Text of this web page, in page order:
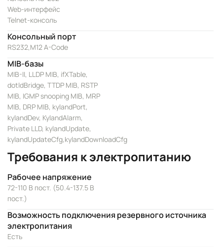
Web-интерфейс
Telnet-консоль
Консольный порт
RS232,M12 A-Code
MIB-базы
MIB-II, LLDP MIB, ifXTable,
dotldBridge, TTDP MIB, RSTP
MIB, IGMP snooping MIB, MRP
MIB, DRP MIB, kylandPort,
kylandDev, KylandAlarm,
Private LLD, kylandUpdate,
kylandUpdateCfg,kylandDownloadCfg
Требования к электропитанию
Рабочее напряжение
72-110 В пост. (50.4-137.5 В
пост.)
Возможность подключения резервного источника
электропитания
Есть